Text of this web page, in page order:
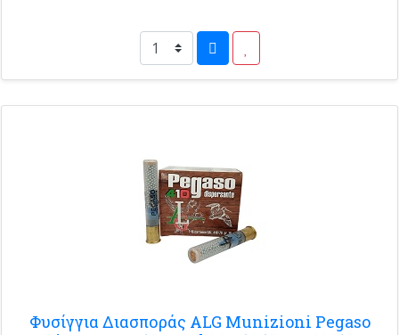
Φυσίγγια Διασποράς ALG Munizioni Pegaso